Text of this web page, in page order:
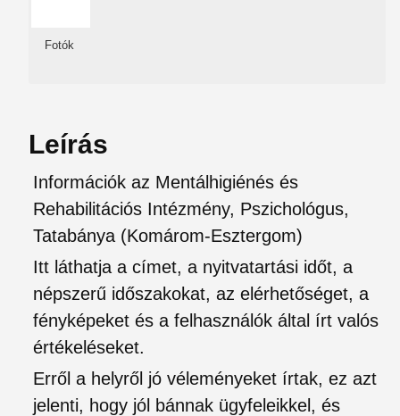
Fotók
Leírás
Információk az Mentálhigiénés és
Rehabilitációs Intézmény, Pszichológus,
Tatabánya (Komárom-Esztergom)
Itt láthatja a címet, a nyitvatartási időt, a
népszerű időszakokat, az elérhetőséget, a
fényképeket és a felhasználók által írt valós
értékeléseket.
Erről a helyről jó véleményeket írtak, ez azt
jelenti, hogy jól bánnak ügyfeleikkel, és